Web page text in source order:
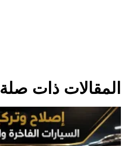
المقالات ذات صلة